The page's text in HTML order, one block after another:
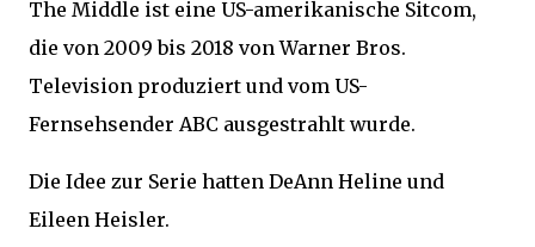
The Middle ist eine US-amerikanische Sitcom,
die von 2009 bis 2018 von Warner Bros.
Television produziert und vom US-
Fernsehsender ABC ausgestrahlt wurde.
Die Idee zur Serie hatten DeAnn Heline und
Eileen Heisler.